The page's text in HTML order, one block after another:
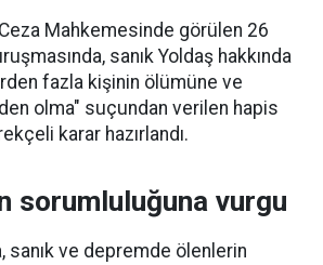
Ceza Mahkemesinde görülen 26
sanık Yoldaş hakkında
fazla kişinin ölümüne ve
olma" suçundan verilen hapis
karar hazırlandı.
sorumluluğuna vurgu
sanık ve depremde ölenlerin